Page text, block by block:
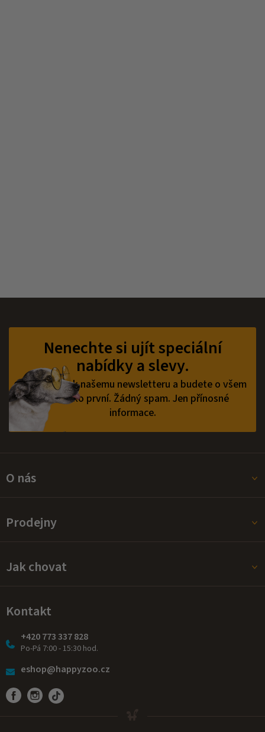
Nenechte si ujít speciální
nabídky a slevy.
Přihlaste se k našemu newsletteru a budete o všem
vědět jako první. Žádný spam. Jen přínosné
informace.
O nás
Prodejny
Jak chovat
Kontakt
+420 773 337 828
Po-Pá 7:00 - 15:30 hod.
eshop@happyzoo.cz